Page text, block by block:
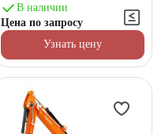
В наличии
Цена по запросу
Узнать цену